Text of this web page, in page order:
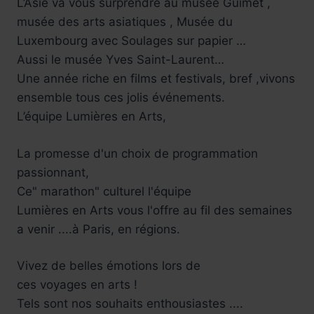
L’Asie va vous surprendre au musée Guimet ,
musée des arts asiatiques , Musée du
Luxembourg avec Soulages sur papier …
Aussi le musée Yves Saint-Laurent…
Une année riche en films et festivals, bref ,vivons
ensemble tous ces jolis événements.
L’équipe Lumières en Arts,
La promesse d'un choix de programmation
passionnant,
Ce" marathon" culturel l'équipe
Lumières en Arts vous l'offre au fil des semaines
a venir ....à Paris, en régions.
Vivez de belles émotions lors de
ces voyages en arts !
Tels sont nos souhaits enthousiastes ....